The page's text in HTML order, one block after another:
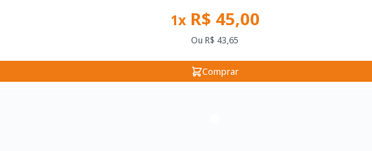
1xR$ 45,00
Ou R$ 43,65
Comprar